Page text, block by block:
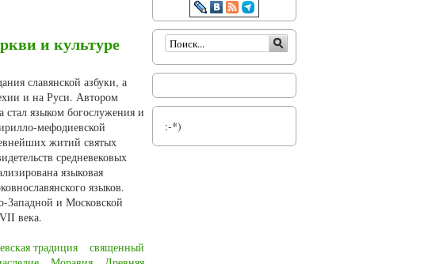
и культуре
славянской азбуки, а
и на Руси. Автором
стал языком богослужения и
мефодиевской
житий святых
средневековых
языковая
языков.
Западной и Московской
века.
традиция
священный
Форма поиска
:-*)